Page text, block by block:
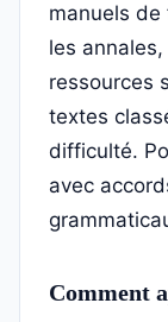
manuels de
les
ressources
textes
difficulté.
avec
Comment